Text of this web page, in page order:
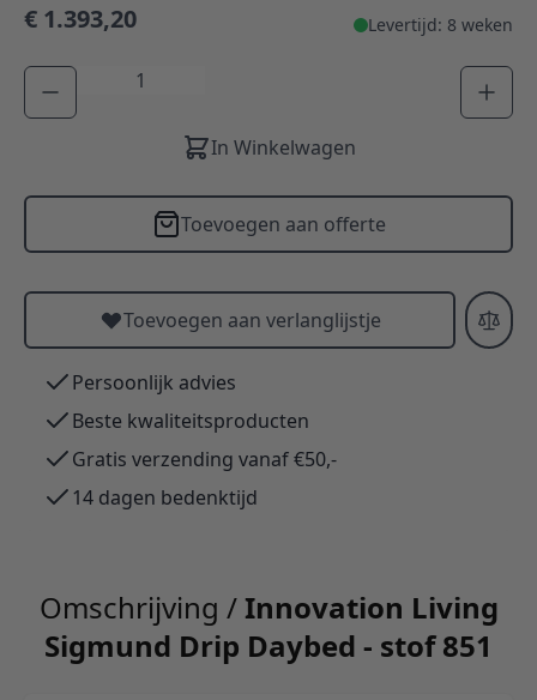
€ 1.393,20 Levertijd: 8 weken
Aantal
In Winkelwagen
Toevoegen aan offerte
Toevoegen aan verlanglijstje
Persoonlijk advies
Beste kwaliteitsproducten
Gratis verzending vanaf €50,-
14 dagen bedenktijd
Omschrijving /Innovation Living
Sigmund Drip Daybed - stof 851